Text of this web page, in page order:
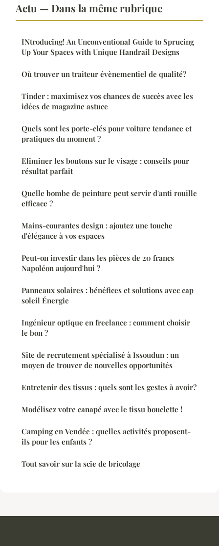
Actu — Dans la même rubrique
INtroducing! An Unconventional Guide to Sprucing
Up Your Spaces with Unique Handrail Designs
Où trouver un traiteur évènementiel de qualité?
Tinder : maximisez vos chances de succès avec les
idées de magazine astuce
Quels sont les porte-clés pour voiture tendance et
pratiques du moment ?
Eliminer les boutons sur le visage : conseils pour
résultat parfait
Quelle bombe de peinture peut servir d'anti rouille
efficace ?
Mains-courantes design : ajoutez une touche
d'élégance à vos espaces
Peut-on investir dans les pièces de 20 francs
Napoléon aujourd'hui ?
Panneaux solaires : bénéfices et solutions avec cap
soleil Énergie
Ingénieur optique en freelance : comment choisir
le bon ?
Site de recrutement spécialisé à Issoudun : un
moyen de trouver de nouvelles opportunités
Entretenir des tissus : quels sont les gestes à avoir?
Modélisez votre canapé avec le tissu bouclette !
Camping en Vendée : quelles activités proposent-
ils pour les enfants ?
Tout savoir sur la scie de bricolage